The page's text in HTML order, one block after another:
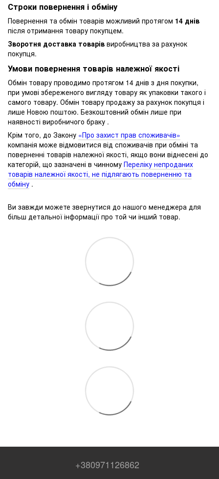
Строки повернення і обміну
Повернення та обмін товарів можливий протягом 14 днів
після отримання товару покупцем.
Зворотня доставка товарів виробництва за рахунок
покупця.
Умови повернення товарів належної якості
Обмін товару проводимо протягом 14 днів з дня покупки,
при умові збереженого вигляду товару як упаковки такого і
самого товару. Обмін товару продажу за рахунок покупця і
лише Новою поштою. Безкоштовний обмін лише при
наявності виробничого браку .
Крім того, до Закону «Про захист прав споживачів»
компанія може відмовитися від споживачів при обміні та
поверненні товарів належної якості, якщо вони віднесені до
категорій, що зазначені в чинному Переліку непроданих
товарів належної якості, не підлягають поверненню та
обміну .
Ви завжди можете звернутися до нашого менеджера для
більш детальної інформації про той чи інший товар.
+380971126862